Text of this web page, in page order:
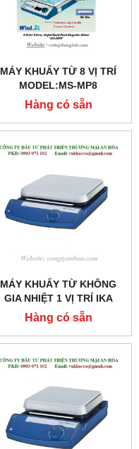
MÁY KHUẤY TỪ 8 VỊ TRÍ
MODEL:MS-MP8
Hàng có sẵn
MÁY KHUẤY TỪ KHÔNG
GIA NHIỆT 1 VỊ TRÍ IKA
MODEL: C-MAG MS10
Hàng có sẵn